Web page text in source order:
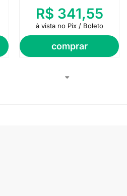
comprar
R$ 341,55
à vista no Pix / Boleto